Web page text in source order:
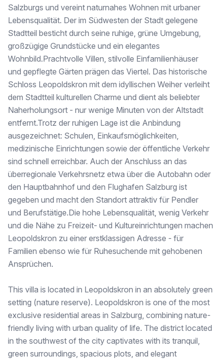
Architecture meets living art-
_Link: _!https://www.youtube.com/watch?v=GEFQ7grF9sg
In a quiet location in Leopoldskron, a villa of the highest caliber awaits you - an architectural masterpiece that sets new standards in design, material selection, and furnishings. This unique property impresses not only with its modern design language but also with its lovingly selected details and high-quality materials.
Upon entering, the extraordinary character of this house reveals itself: The open-plan living area on the ground floor unites kitchen, dining area, and living room into a stylish center of the house. The elegant kitchen in dark tones is fully equipped and, with a sophisticated stone countertop, a wooden wine rack, and a wine fridge, is a true eye-catcher. Following is the light-filled dining area along the generous glass front, followed by the cozy living area with designer furniture. A fireplace provides cozy warmth on cold days!
In the garden, there would be plenty of space for a swimming pool.
Currently, the buyer could still influence the interior design, as the villa is in the construction stage. Completion is scheduled for the end of May 2026!
*** Finden Sie ab sofort unsere Immobilien auch auf der Maklerplattform www.alleimmobilien.at [http://www.alleimmobilien.at] ***
Der Vermittler ist als Doppelmakler tätig.
Salzburgs und vereint naturnahes Wohnen mit urbaner
Lebensqualität. Der im Südwesten der Stadt gelegene
Stadtteil besticht durch seine ruhige, grüne Umgebung,
großzügige Grundstücke und ein elegantes
Wohnbild.Prachtvolle Villen, stilvolle Einfamilienhäuser
und gepflegte Gärten prägen das Viertel. Das historische
Schloss Leopoldskron mit dem idyllischen Weiher verleiht
dem Stadtteil kulturellen Charme und dient als beliebter
Naherholungsort - nur wenige Minuten von der Altstadt
entfernt.Trotz der ruhigen Lage ist die Anbindung
ausgezeichnet: Schulen, Einkaufsmöglichkeiten,
medizinische Einrichtungen sowie der öffentliche Verkehr
sind schnell erreichbar. Auch der Anschluss an das
überregionale Verkehrsnetz etwa über die Autobahn oder
den Hauptbahnhof und den Flughafen Salzburg ist
gegeben und macht den Standort attraktiv für Pendler
und Berufstätige.Die hohe Lebensqualität, wenig Verkehr
und die Nähe zu Freizeit- und Kultureinrichtungen machen
Leopoldskron zu einer erstklassigen Adresse - für
Familien ebenso wie für Ruhesuchende mit gehobenen
Ansprüchen.
This villa is located in Leopoldskron in an absolutely green
setting (nature reserve). Leopoldskron is one of the most
exclusive residential areas in Salzburg, combining nature-
friendly living with urban quality of life. The district located
in the southwest of the city captivates with its tranquil,
green surroundings, spacious plots, and elegant